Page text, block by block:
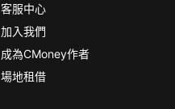
客服中心
加入我們
成為CMoney作者
場地租借